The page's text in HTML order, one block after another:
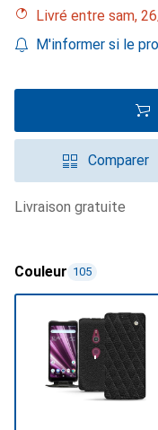
Livré entre sam,
M'informer si le
Comparer
livraison gratuite
Couleur 105